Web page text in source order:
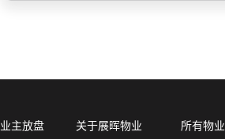
业主放盘 关于展晖物业 所有物业